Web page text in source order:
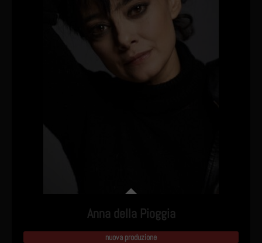
Anna della Pioggia
nuova produzione